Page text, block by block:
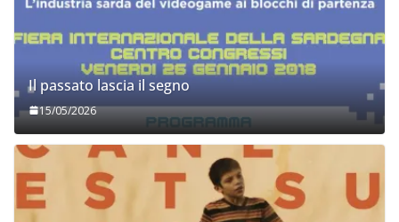
Il passato lascia il segno
15/05/2026